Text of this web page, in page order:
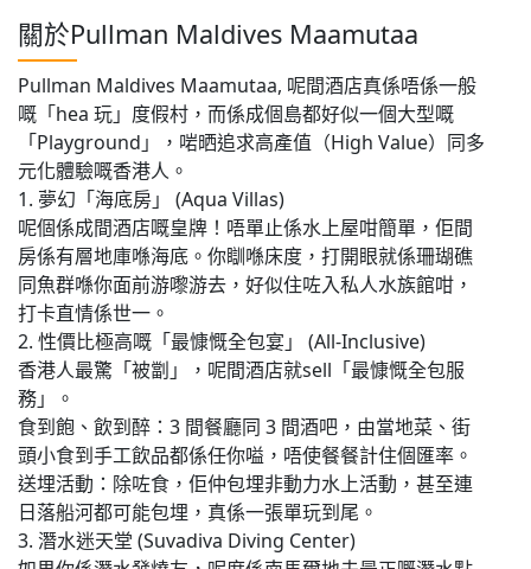
關於Pullman Maldives Maamutaa
Pullman Maldives Maamutaa, 呢間酒店真係唔係一般
嘅「hea 玩」度假村，而係成個島都好似一個大型嘅
「Playground」，啱晒追求高產值（High Value）同多
元化體驗嘅香港人。
1. 夢幻「海底房」 (Aqua Villas)
呢個係成間酒店嘅皇牌！唔單止係水上屋咁簡單，佢間
房係有層地庫喺海底。你瞓喺床度，打開眼就係珊瑚礁
同魚群喺你面前游嚟游去，好似住咗入私人水族館咁，
打卡直情係世一。
2. 性價比極高嘅「最慷慨全包宴」 (All-Inclusive)
香港人最驚「被劏」，呢間酒店就sell「最慷慨全包服
務」。
食到飽、飲到醉：3 間餐廳同 3 間酒吧，由當地菜、街
頭小食到手工飲品都係任你嗌，唔使餐餐計住個匯率。
送埋活動：除咗食，佢仲包埋非動力水上活動，甚至連
日落船河都可能包埋，真係一張單玩到尾。
3. 潛水迷天堂 (Suvadiva Diving Center)